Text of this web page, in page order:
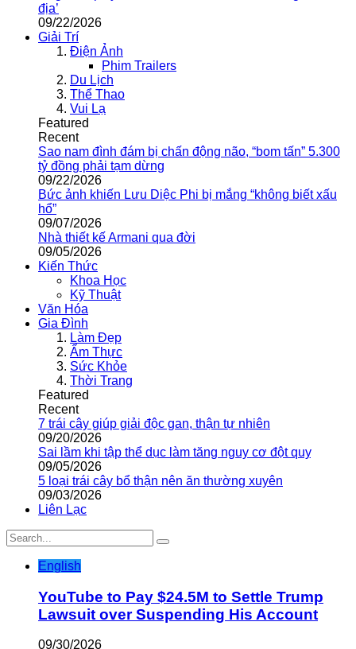
địa’
09/22/2026
Giải Trí
Điện Ảnh
Phim Trailers
Du Lịch
Thể Thao
Vui Lạ
Featured
Recent
Sao nam đình đám bị chấn động não, “bom tấn” 5.300
tỷ đồng phải tạm dừng
09/22/2026
Bức ảnh khiến Lưu Diệc Phi bị mắng “không biết xấu
hổ”
09/07/2026
Nhà thiết kế Armani qua đời
09/05/2026
Kiến Thức
Khoa Học
Kỹ Thuật
Văn Hóa
Gia Đình
Làm Đẹp
Ẩm Thực
Sức Khỏe
Thời Trang
Featured
Recent
7 trái cây giúp giải độc gan, thận tự nhiên
09/20/2026
Sai lầm khi tập thể dục làm tăng nguy cơ đột quỵ
09/05/2026
5 loại trái cây bổ thận nên ăn thường xuyên
09/03/2026
Liên Lạc
English
YouTube to Pay $24.5M to Settle Trump
Lawsuit over Suspending His Account
09/30/2026